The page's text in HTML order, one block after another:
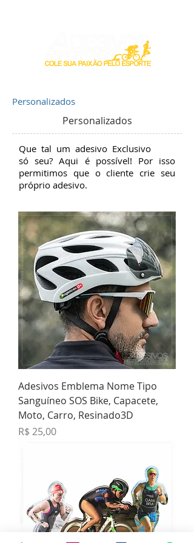
Personalizados
Personalizados
Que tal um adesivo Exclusivo
só seu? Aqui é possível! Por isso
permitimos que o cliente crie seu
próprio adesivo.
Adesivos Emblema Nome Tipo
Sanguíneo SOS Bike, Capacete,
Moto, Carro, Resinado3D
Preço
R$ 25,00